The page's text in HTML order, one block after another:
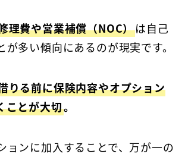
理費や営業補償（NOC）は自己
が多い傾向にあるのが現実です。
りる前に保険内容やオプション
ことが大切。
ョンに加入することで、万が一の